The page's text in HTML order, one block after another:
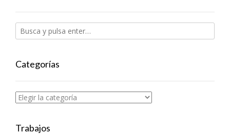
Categorías
Categorías
Trabajos